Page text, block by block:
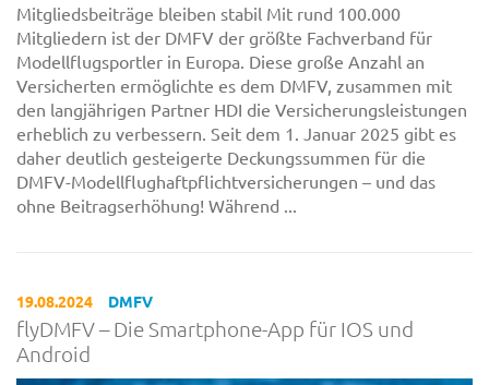
Mitgliedsbeiträge bleiben stabil Mit rund 100.000
Mitgliedern ist der DMFV der größte Fachverband für
Modellflugsportler in Europa. Diese große Anzahl an
Versicherten ermöglichte es dem DMFV, zusammen mit
den langjährigen Partner HDI die Versicherungsleistungen
erheblich zu verbessern. Seit dem 1. Januar 2025 gibt es
daher deutlich gesteigerte Deckungssummen für die
DMFV-Modellflughaftpflichtversicherungen – und das
ohne Beitragserhöhung! Während ...
19.08.2024 DMFV
flyDMFV – Die Smartphone-App für IOS und
Android